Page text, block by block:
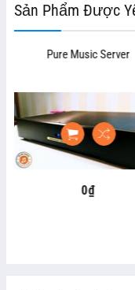
Sản Phẩm Được
Pure Music Server
Regular
0₫